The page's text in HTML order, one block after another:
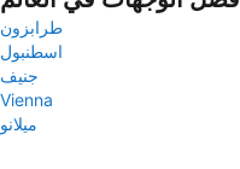
طرابزون
اسطنبول
جنيف
Vienna
ميلانو